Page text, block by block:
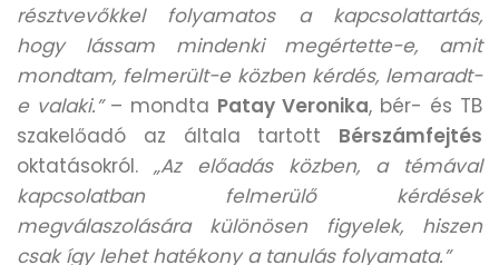
résztvevőkkel folyamatos a kapcsolattartás,
hogy lássam mindenki megértette-e, amit
mondtam, felmerült-e közben kérdés, lemaradt-
e valaki.”– mondta Patay Veronika, bér- és TB
szakelőadó az általa tartott Bérszámfejtés
oktatásokról. „Az előadás közben, a témával
kapcsolatban felmerülő kérdések
megválaszolására különösen figyelek, hiszen
csak így lehet hatékony a tanulás folyamata.”